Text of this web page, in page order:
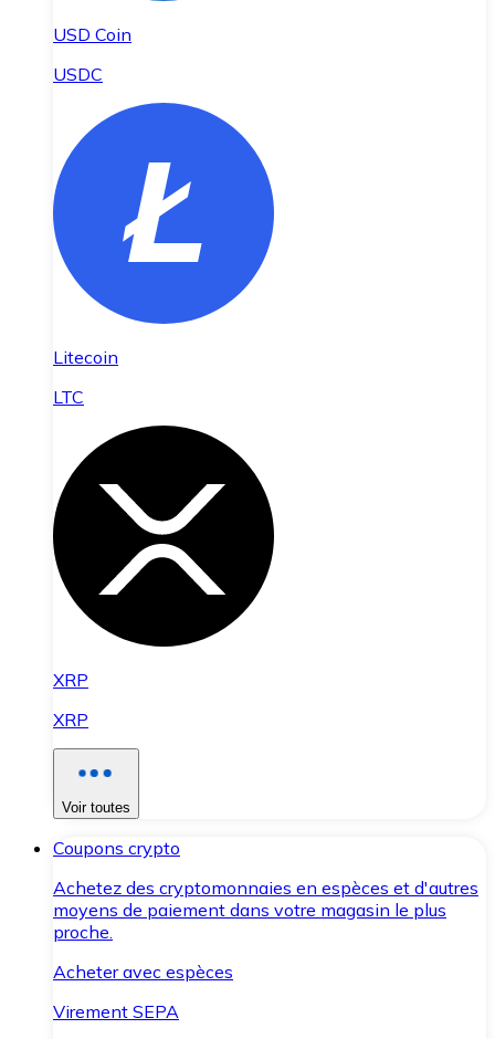
USD Coin
USDC
Litecoin
LTC
XRP
XRP
Voir toutes
Coupons crypto
Achetez des cryptomonnaies en espèces et d'autres
moyens de paiement dans votre magasin le plus
proche.
Acheter avec espèces
Virement SEPA